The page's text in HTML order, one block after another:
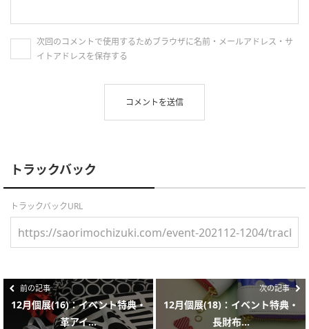
次回のコメントで使用するためブラウザに名前・メールアドレス・サ
イトアドレスを保存する
トラックバック
トラックバックURL
前の記事
12月個展(16)：イベント特典・
革アイ...
次の記事
12月個展(18)：イベント特典・
長財布...